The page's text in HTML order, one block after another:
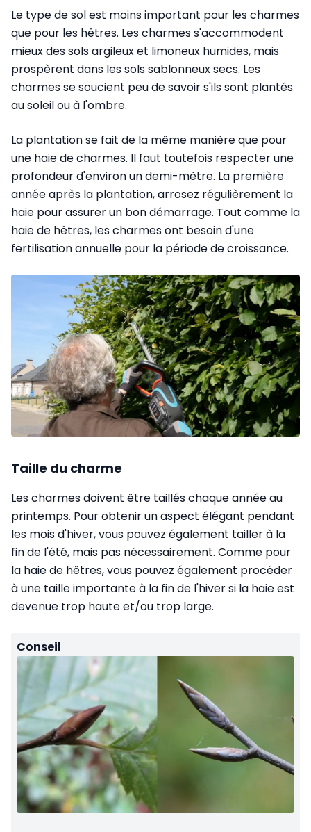
Le type de sol est moins important pour les charmes
que pour les hêtres. Les charmes s'accommodent
mieux des sols argileux et limoneux humides, mais
prospèrent dans les sols sablonneux secs. Les
charmes se soucient peu de savoir s'ils sont plantés
au soleil ou à l'ombre.
La plantation se fait de la même manière que pour
une haie de charmes. Il faut toutefois respecter une
profondeur d'environ un demi-mètre. La première
année après la plantation, arrosez régulièrement la
haie pour assurer un bon démarrage. Tout comme la
haie de hêtres, les charmes ont besoin d'une
fertilisation annuelle pour la période de croissance.
Taille du charme
Les charmes doivent être taillés chaque année au
printemps. Pour obtenir un aspect élégant pendant
les mois d'hiver, vous pouvez également tailler à la
fin de l'été, mais pas nécessairement. Comme pour
la haie de hêtres, vous pouvez également procéder
à une taille importante à la fin de l'hiver si la haie est
devenue trop haute et/ou trop large.
Conseil